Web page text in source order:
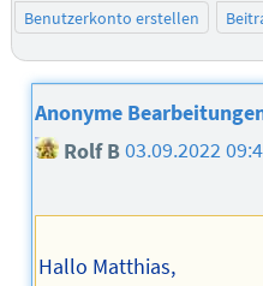
Benutzerkonto erstellen
Anonyme
Rolf B03.09.2022
Hallo Matthias,